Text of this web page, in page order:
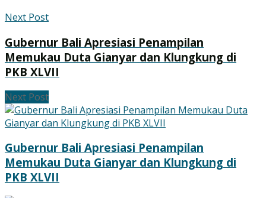
Next Post
Gubernur Bali Apresiasi Penampilan
Memukau Duta Gianyar dan Klungkung di
PKB XLVII
Next Post
Gubernur Bali Apresiasi Penampilan
Memukau Duta Gianyar dan Klungkung di
PKB XLVII